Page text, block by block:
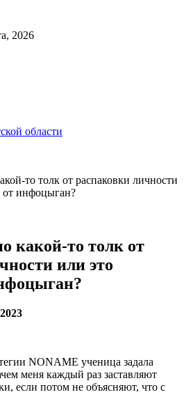
2026
области
то толк от распаковки личности
инфоцыган?
какой-то толк от
или это
NONAME ученица задала
меня каждый раз заставляют
если потом не объясняют, что с